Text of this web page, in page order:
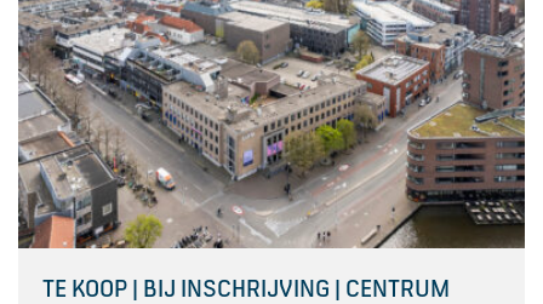
TE KOOP | BIJ INSCHRIJVING | CENTRUM